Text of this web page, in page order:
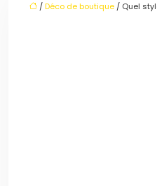
/Déco de boutique / Quel